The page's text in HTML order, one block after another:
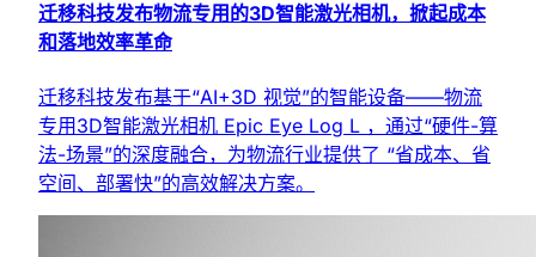
迁移科技发布物流专用的3D智能激光相机，掀起成本
和落地效率革命
迁移科技发布基于“AI+3D 视觉”的智能设备——物流
专用3D智能激光相机 Epic Eye Log L ，通过“硬件-算
法-场景”的深度融合，为物流行业提供了 “省成本、省
空间、部署快”的高效解决方案。